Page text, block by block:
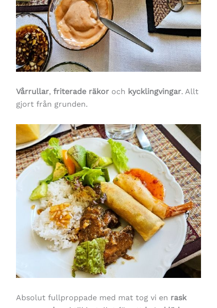
Vårrullar, friterade räkoroch kycklingvingar. Allt
gjort från grunden.
Absolut fullproppade med mat tog vi en rask